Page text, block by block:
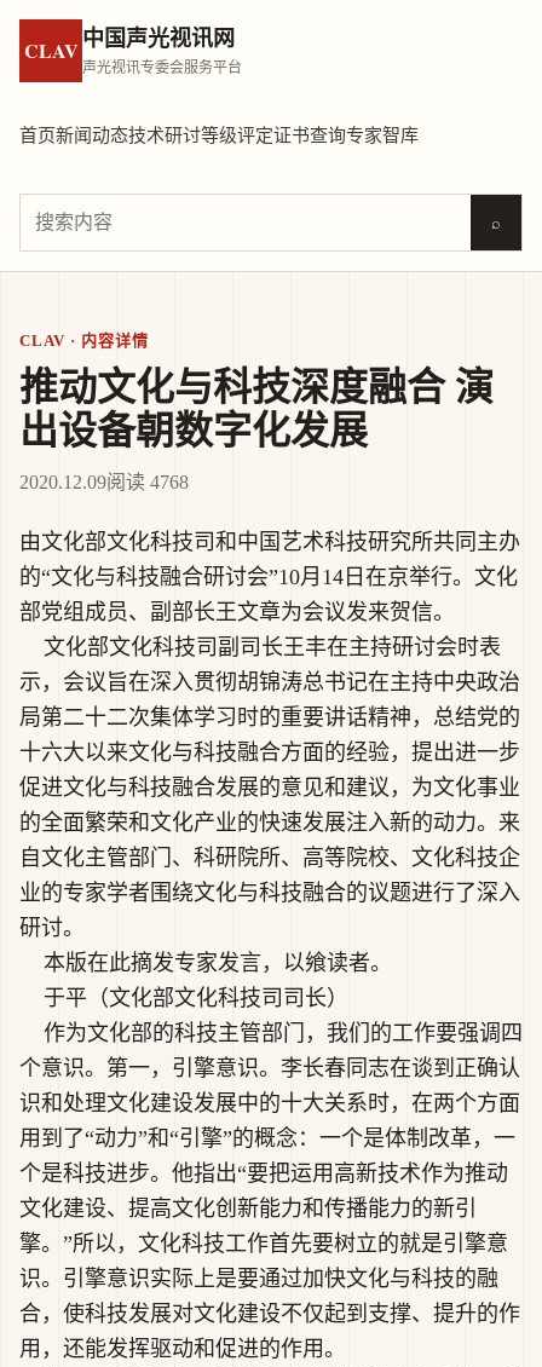
CLAV 中国声光视讯网
声光视讯专委会服务平台
首页新闻动态技术研讨等级评定证书查询专家智库
⌕
CLAV · 内容详情
推动文化与科技深度融合 演
出设备朝数字化发展
2020.12.09阅读 4768
由文化部文化科技司和中国艺术科技研究所共同主办
的“文化与科技融合研讨会”10月14日在京举行。文化
部党组成员、副部长王文章为会议发来贺信。
文化部文化科技司副司长王丰在主持研讨会时表
示，会议旨在深入贯彻胡锦涛总书记在主持中央政治
局第二十二次集体学习时的重要讲话精神，总结党的
十六大以来文化与科技融合方面的经验，提出进一步
促进文化与科技融合发展的意见和建议，为文化事业
的全面繁荣和文化产业的快速发展注入新的动力。来
自文化主管部门、科研院所、高等院校、文化科技企
业的专家学者围绕文化与科技融合的议题进行了深入
研讨。
本版在此摘发专家发言，以飨读者。
于平（文化部文化科技司司长）
作为文化部的科技主管部门，我们的工作要强调四
个意识。第一，引擎意识。李长春同志在谈到正确认
识和处理文化建设发展中的十大关系时，在两个方面
用到了“动力”和“引擎”的概念：一个是体制改革，一
个是科技进步。他指出“要把运用高新技术作为推动
文化建设、提高文化创新能力和传播能力的新引
擎。”所以，文化科技工作首先要树立的就是引擎意
识。引擎意识实际上是要通过加快文化与科技的融
合，使科技发展对文化建设不仅起到支撑、提升的作
用，还能发挥驱动和促进的作用。